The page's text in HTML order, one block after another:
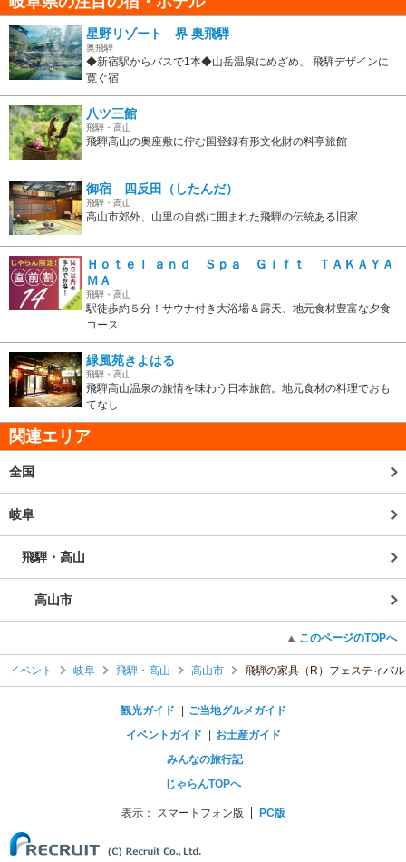
星野リゾート 界 奥飛騨
奥飛騨
◆新宿駅からバスで1本◆山岳温泉にめざめ、 飛騨デザインに
寛ぐ宿
八ツ三館
飛騨・高山
飛騨高山の奥座敷に佇む国登録有形文化財の料亭旅館
御宿 四反田（したんだ）
飛騨・高山
高山市郊外、山里の自然に囲まれた飛騨の伝統ある旧家
Ｈｏｔｅｌ ａｎｄ Ｓｐａ Ｇｉｆｔ ＴＡＫＡＹＡ
ＭＡ
飛騨・高山
駅徒歩約５分！サウナ付き大浴場＆露天、地元食材豊富な夕食
コース
緑風苑きよはる
飛騨・高山
飛騨高山温泉の旅情を味わう日本旅館。地元食材の料理でおも
てなし
関連エリア
全国
岐阜
飛騨・高山
高山市
このページのTOPへ
イベント 岐阜 飛騨・高山 高山市 飛騨の家具（R）フェスティバル
観光ガイド
ご当地グルメガイド
イベントガイド
お土産ガイド
みんなの旅行記
じゃらんTOPへ
表示： スマートフォン版 PC版